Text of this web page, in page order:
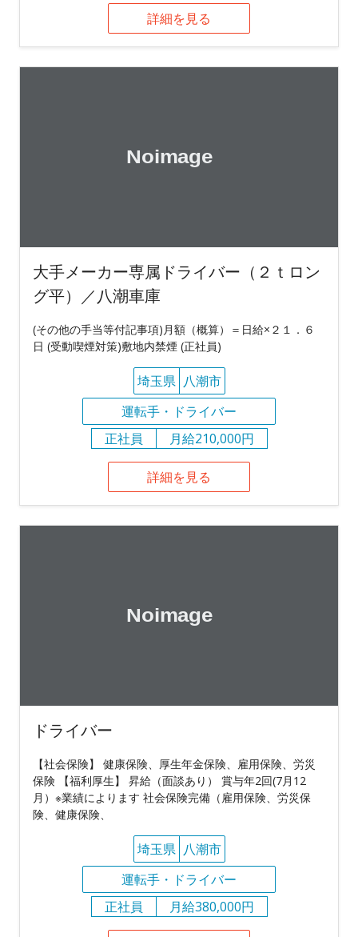
詳細を見る
大手メーカー専属ドライバー（２ｔロン
グ平）／八潮車庫
(その他の手当等付記事項)月額（概算）＝日給×２１．６
日 (受動喫煙対策)敷地内禁煙 (正社員)
埼玉県 八潮市
運転手・ドライバー
正社員
月給210,000円
詳細を見る
ドライバー
【社会保険】 健康保険、厚生年金保険、雇用保険、労災
保険 【福利厚生】 昇給（面談あり） 賞与年2回(7月12
月）※業績によります 社会保険完備（雇用保険、労災保
険、健康保険、
埼玉県 八潮市
運転手・ドライバー
正社員
月給380,000円